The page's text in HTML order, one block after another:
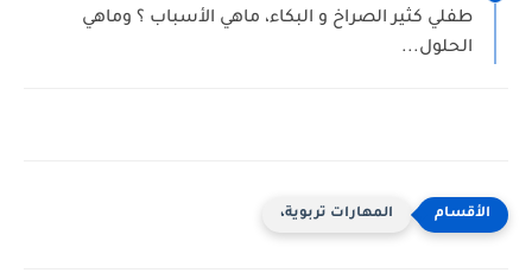
طفلي كثير الصراخ و البكاء، ماهي الأسباب ؟ وماهي
الحلول...
المهارات تربوية،